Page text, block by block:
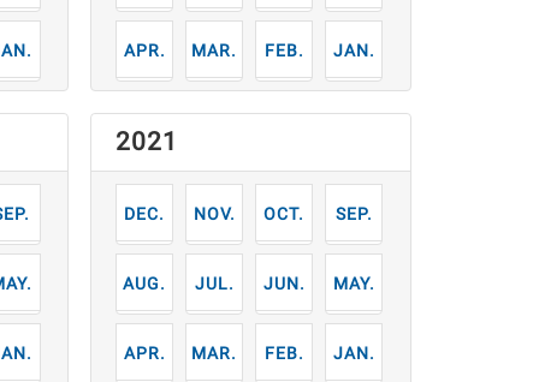
月 4月 3月 2月 1月
月
月
月
2021
12月 11月 10月 9月
8月 7月 6月 5月
4月 3月 2月 1月